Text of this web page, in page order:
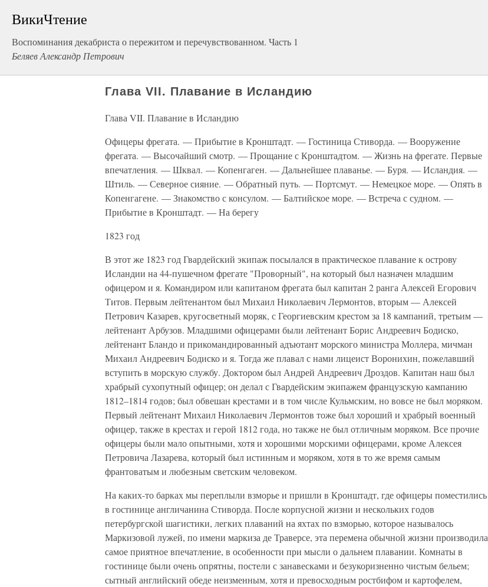
ВикиЧтение
Воспоминания декабриста о пережитом и перечувствованном. Часть 1
Беляев Александр Петрович
Глава VII. Плавание в Исландию
Глава VII. Плавание в Исландию
Офицеры фрегата. — Прибытие в Кронштадт. — Гостиница Стиворда. — Вооружение
фрегата. — Высочайший смотр. — Прощание с Кронштадтом. — Жизнь на фрегате. Первые
впечатления. — Шквал. — Копенгаген. — Дальнейшее плаванье. — Буря. — Исландия. —
Штиль. — Северное сияние. — Обратный путь. — Портсмут. — Немецкое море. — Опять в
Копенгагене. — Знакомство с консулом. — Балтийское море. — Встреча с судном. —
Прибытие в Кронштадт. — На берегу
1823 год
В этот же 1823 год Гвардейский экипаж посылался в практическое плавание к острову
Исландии на 44-пушечном фрегате "Проворный", на который был назначен младшим
офицером и я. Командиром или капитаном фрегата был капитан 2 ранга Алексей Егорович
Титов. Первым лейтенантом был Михаил Николаевич Лермонтов, вторым — Алексей
Петрович Казарев, кругосветный моряк, с Георгиевским крестом за 18 кампаний, третьим —
лейтенант Арбузов. Младшими офицерами были лейтенант Борис Андреевич Бодиско,
лейтенант Бландо и прикомандированный адъютант морского министра Моллера, мичман
Михаил Андреевич Бодиско и я. Тогда же плавал с нами лицеист Воронихин, пожелавший
вступить в морскую службу. Доктором был Андрей Андреевич Дроздов. Капитан наш был
храбрый сухопутный офицер; он делал с Гвардейским экипажем французскую кампанию
1812–1814 годов; был обвешан крестами и в том числе Кульмским, но вовсе не был моряком.
Первый лейтенант Михаил Николаевич Лермонтов тоже был хороший и храбрый военный
офицер, также в крестах и герой 1812 года, но также не был отличным моряком. Все прочие
офицеры были мало опытными, хотя и хорошими морскими офицерами, кроме Алексея
Петровича Лазарева, который был истинным и моряком, хотя в то же время самым
франтоватым и любезным светским человеком.
На каких-то барках мы переплыли взморье и пришли в Кронштадт, где офицеры поместились
в гостинице англичанина Стиворда. После корпусной жизни и нескольких годов
петербургской шагистики, легких плаваний на яхтах по взморью, которое называлось
Маркизовой лужей, по имени маркиза де Траверсе, эта перемена обычной жизни производила
самое приятное впечатление, в особенности при мысли о дальнем плавании. Комнаты в
гостинице были очень опрятны, постели с занавесками и безукоризненно чистым бельем;
сытный английский обеде неизменным, хотя и превосходным ростбифом и картофелем,